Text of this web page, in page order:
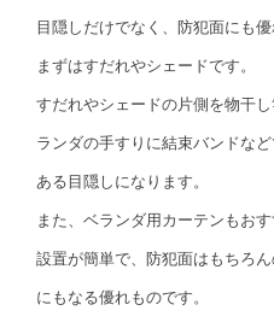
目隠しだけでなく、防犯面にも
まずはすだれやシェードです。
すだれやシェードの片側を物干
ランダの手すりに結束バンドな
ある目隠しになります。
また、ベランダ用カーテンもおす
設置が簡単で、防犯面はもちろ
にもなる優れものです。